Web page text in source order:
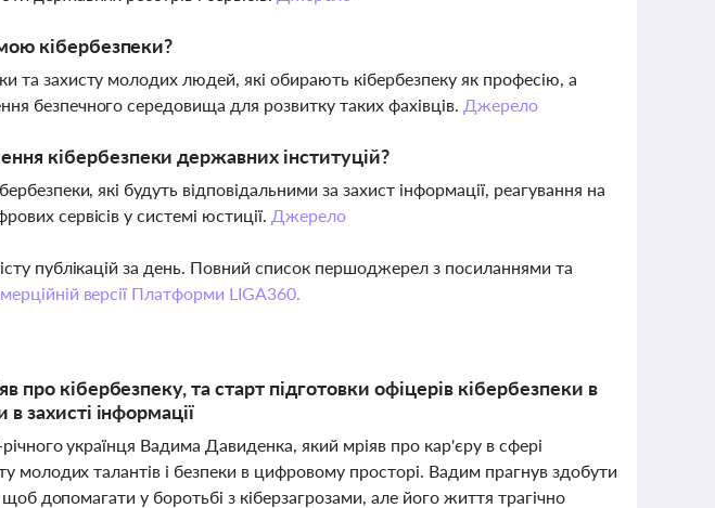
кібербезпеки?
та захисту молодих людей, які обирають кібербезпеку як професію, а
безпечного середовища для розвитку таких фахівців. Джерело
кібербезпеки державних інституцій?
які будуть відповідальними за захист інформації, реагування на
сервісів у системі юстиції. Джерело
публікацій за день. Повний список першоджерел з посиланнями та
версії Платформи LIGA360.
про кібербезпеку, та старт підготовки офіцерів кібербезпеки в
захисті інформації
українця Вадима Давиденка, який мріяв про кар'єру в сфері
молодих талантів і безпеки в цифровому просторі. Вадим прагнув здобути
допомагати у боротьбі з кіберзагрозами, але його життя трагічно